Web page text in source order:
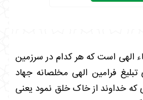
الهی است که هر کدام در سرزمین
فرامین الهی مخلصانه جهاد
که خداوند از خاک خلق نمود یعنی